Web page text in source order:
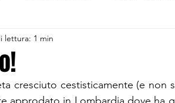
Silver
3 CSI Allievi
lettura: 1 min
cresciuto cestisticamente (e non